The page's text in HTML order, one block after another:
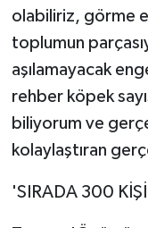
olabiliriz, görme
toplumun
aşılamayacak
rehber köpek
biliyorum ve
kolaylaştıran
'SIRADA 300